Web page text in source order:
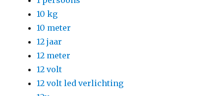
10 kg
10 meter
12 jaar
12 meter
12 volt
12 volt led verlichting